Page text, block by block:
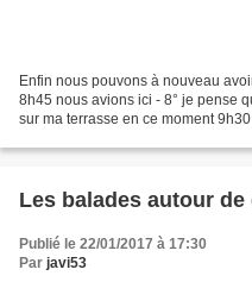
Enfin nous pouvons à nouveau
8h45 nous avions ici - 8° je pense
sur ma terrasse en ce moment
Les balades autour de
Publié le 22/01/2017 à 17:30
Par javi53